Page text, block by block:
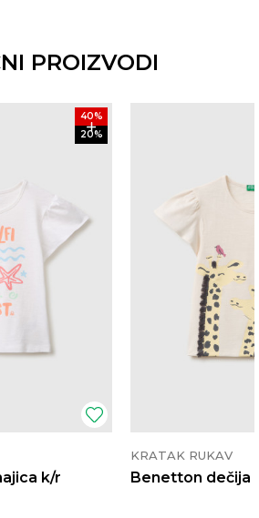
PROIZVODI
40%
20%
k/r
KRATAK RUKAV
Benetton dečija